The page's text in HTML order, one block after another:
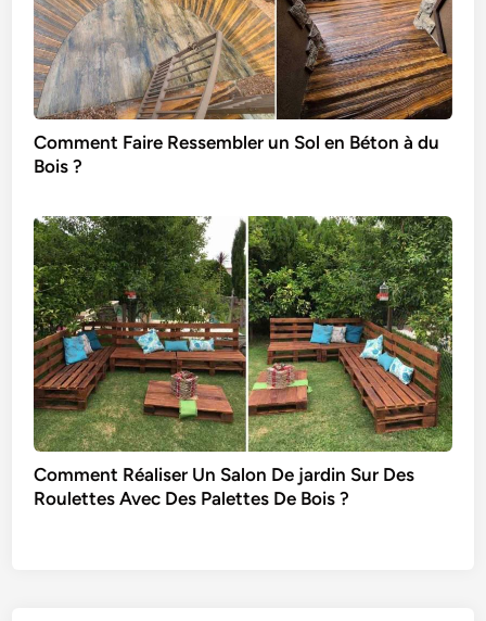
Comment Faire Ressembler un Sol en Béton à du
Bois ?
Comment Réaliser Un Salon De jardin Sur Des
Roulettes Avec Des Palettes De Bois ?